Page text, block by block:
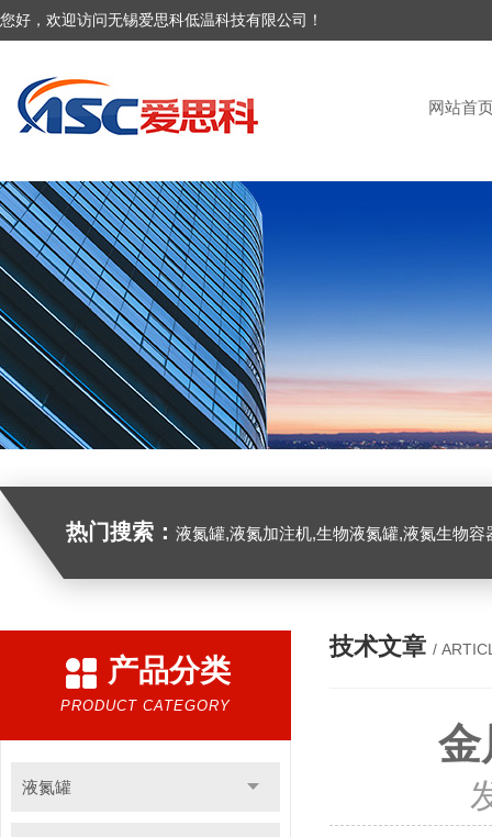
您好，欢迎访问无锡爱思科低温科技有限公司！
网站首
热门搜索： 液氮罐,液氮加注机,生物液氮罐,液氮生物容器,
产品分类
PRODUCT CATEGORY
液氮罐
技术文章 /
金